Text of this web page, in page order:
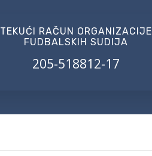
TEKUĆI RAČUN ORGANIZACIJE
FUDBALSKIH SUDIJA
205-518812-17